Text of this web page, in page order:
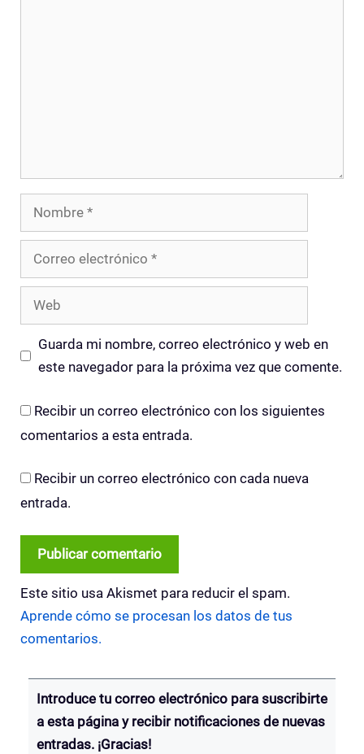
Nombre
Correo
electrónico
Web
Guarda mi nombre, correo electrónico y web en
este navegador para la próxima vez que comente.
Recibir un correo electrónico con los siguientes
comentarios a esta entrada.
Recibir un correo electrónico con cada nueva
entrada.
Este sitio usa Akismet para reducir el spam.
Aprende cómo se procesan los datos de tus
comentarios.
Introduce tu correo electrónico para suscribirte
a esta página y recibir notificaciones de nuevas
entradas. ¡Gracias!